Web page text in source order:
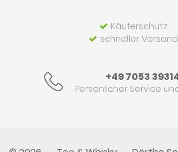
Käuferschutz
schneller Versand
+49 7053
Persönlicher Service